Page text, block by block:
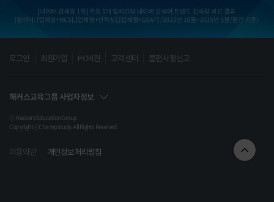
로그인 회원가입 PC버전 고객센터 불편사항신고
해커스교육그룹 사업자정보
ⓒ Hackers Education Group
CopyrightⓒChampstudy. All Rights Reserved.
(주) 챔프스터디
이용약관 개인정보처리방침